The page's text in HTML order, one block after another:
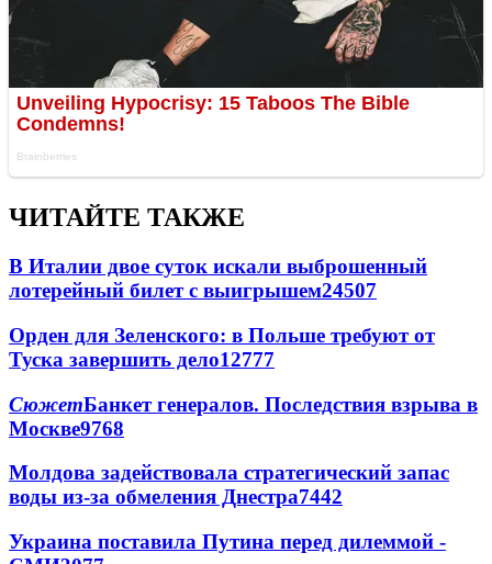
ЧИТАЙТЕ ТАКЖЕ
В Италии двое суток искали выброшенный
лотерейный билет с выигрышем24507
Орден для Зеленского: в Польше требуют от
Туска завершить дело12777
СюжетБанкет генералов. Последствия взрыва в
Москве9768
Молдова задействовала стратегический запас
воды из-за обмеления Днестра7442
Украина поставила Путина перед дилеммой -